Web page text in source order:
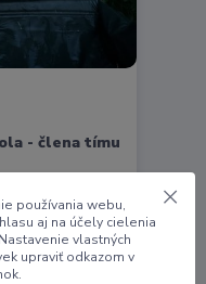
- člena tímu
používania webu,
aj na účely cielenia
vlastných
upraviť odkazom v